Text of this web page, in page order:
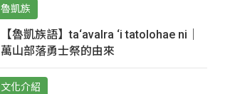
魯凱族
【魯凱族語】ta‘avalra ‘i tatolohae ni｜
萬山部落勇士祭的由來
文化介紹